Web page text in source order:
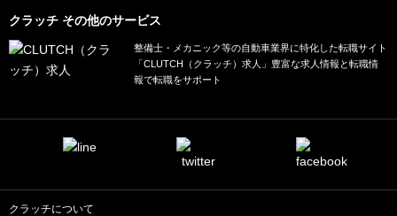
クラッチ その他のサービス
整備士・メカニック等の自動車業界に特化した転職サイト
「CLUTCH（クラッチ）求人」豊富な求人情報と転職情
報で転職をサポート
クラッチについて